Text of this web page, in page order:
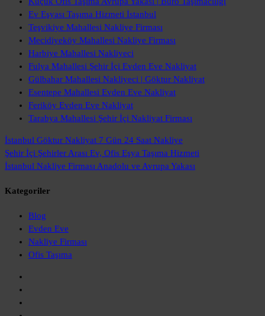
Ev Eşyası Taşıma Hizmeti İstanbul
Teşvikiye Mahallesi Nakliye Firması
Mecidiyeköy Mahallesi Nakliye Firması
Harbiye Mahallesi Nakliyeci
Fulya Mahallesi Şehir İçi Evden Eve Nakliyat
Gülbahar Mahallesi Nakliyeci | Göktur Nakliyat
Esentepe Mahallesi Evden Eve Nakliyat
Feriköy Evden Eve Nakliyat
Tarabya Mahallesi Şehir İçi Nakliyat Firması
İstanbul Göktur Nakliyat 7 Gün 24 Saat Nakliye
Şehir İçi Şehirler Arası Ev, Ofis Eşya Taşıma Hizmeti
İstanbul Nakliye FirmasıAnadolu ve Avrupa Yakası
Kategoriler
Blog
Evden Eve
Nakliye Firması
Ofis Taşıma